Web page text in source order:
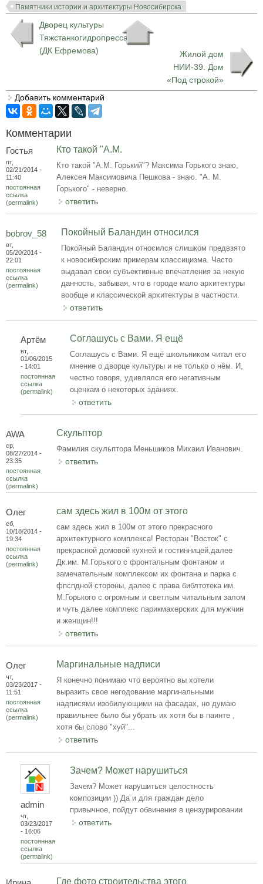
Памятники истории и архитектуры Новосибирска
Дворец культуры
Тяжстанкогидропресса
(ДК Ефремова)
Жилой дом
НИИ-39. Дом
«Под строкой»
Добавить комментарий
Комментарии
Гостья
пт,
02/21/2014 -
11:40
постоянная
ссылка
(permalink)
Кто такой "А.М.
Кто такой "А.М. Горький"? Максима Горького знаю,
Алексея Максимовича Пешкова - знаю. "А. М.
Горького" - неверно.
ответить
bobrov_58
вт,
05/20/2014 -
22:01
постоянная
ссылка
(permalink)
Покойный Баландин относился
Покойный Баландин относился слишком предвзято
к новосибирским примерам классицизма. Часто
выдавал свои субъективные впечатления за некую
данность, забывая, что в городе мало архитектуры
вообще и классической архитектуры в частности.
ответить
Артём
вт,
01/06/2015
- 14:01
постоянная
ссылка
(permalink)
Соглашусь с Вами. Я ещё
Соглашусь с Вами. Я ещё школьником читал его
мнение о дворце культуры и не только о нём. И,
честно говоря, удивлялся его негативным
оценкам о некоторых зданиях.
ответить
AWA
ср,
08/27/2014 -
23:35
постоянная
ссылка
(permalink)
Скульптор
Фамилия скульптора Меньшиков Михаил Иванович.
ответить
Олег
сб,
10/18/2014 -
19:34
постоянная
ссылка
(permalink)
сам здесь жил в 100м от этого
сам здесь жил в 100м от этого прекрасного
архитектурного комплекса! Ресторан "Восток" с
прекрасной домовой кухней и гостинницей,далее
Дк.им. М.Горького с фронтальным фонтаном и
замечательным комплексом их фонтана и парка с
фпспдной стороны, далее с права библтотека им.
М.Горького с огромным и светлым читальным залом
и чуть далее комплекс парикмахерских для мужчин
и женщин!!!
ответить
Олег
чт,
03/23/2017 -
11:51
постоянная
ссылка
(permalink)
Маргинальные надписи
Я конечно понимаю что вероятно вы хотели
выразить свое негодование маргинальными
надписями изобилующими на фасадах, но думаю
правильнее было бы убрать их хотя бы в паинте ,
хотя бы слово "хуй"...
ответить
admin
чт,
03/23/2017
- 16:06
постоянная
ссылка
(permalink)
Зачем? Может нарушиться
Зачем? Может нарушиться целостность
композиции )) Да и для граждан дело
привычное, пойдут обвинения в цензурировании
ответить
Где фото строительства этого